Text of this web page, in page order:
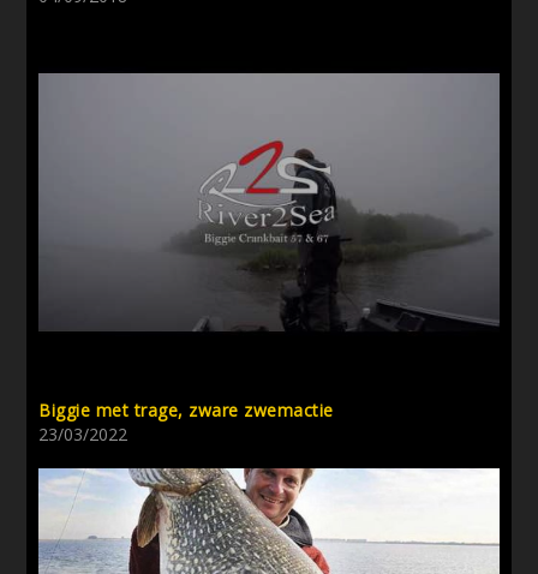
Biggie met trage, zware zwemactie
23/03/2022